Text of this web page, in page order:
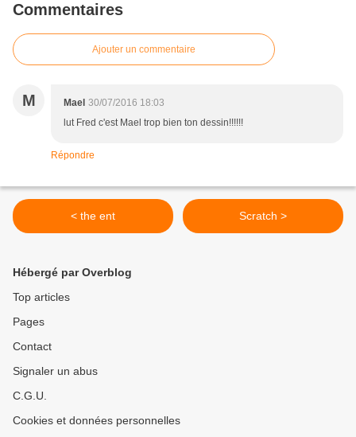
Commentaires
Ajouter un commentaire
M Mael 30/07/2016 18:03
lut Fred c'est Mael trop bien ton dessin!!!!!!
Répondre
< the ent Scratch >
Hébergé par Overblog
Top articles
Pages
Contact
Signaler un abus
C.G.U.
Cookies et données personnelles